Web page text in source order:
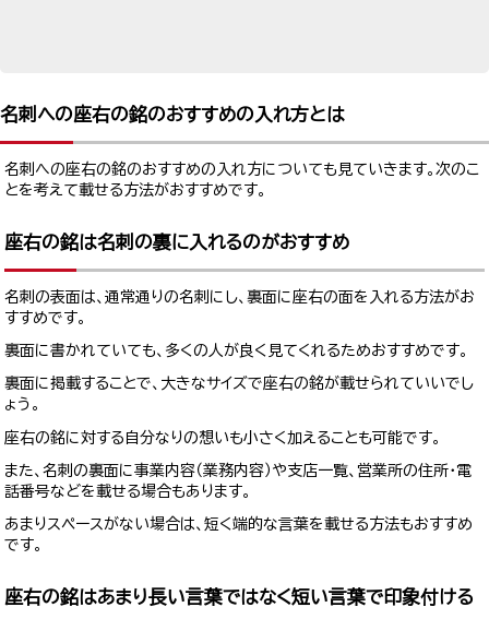
名刺への座右の銘のおすすめの入れ方とは
名刺への座右の銘のおすすめの入れ方についても見ていきます。次のこ
とを考えて載せる方法がおすすめです。
座右の銘は名刺の裏に入れるのがおすすめ
名刺の表面は、通常通りの名刺にし、裏面に座右の面を入れる方法がお
すすめです。
裏面に書かれていても、多くの人が良く見てくれるためおすすめです。
裏面に掲載することで、大きなサイズで座右の銘が載せられていいでし
ょう。
座右の銘に対する自分なりの想いも小さく加えることも可能です。
また、名刺の裏面に事業内容（業務内容）や支店一覧、営業所の住所・電
話番号などを載せる場合もあります。
あまりスペースがない場合は、短く端的な言葉を載せる方法もおすすめ
です。
座右の銘はあまり長い言葉ではなく短い言葉で印象付ける